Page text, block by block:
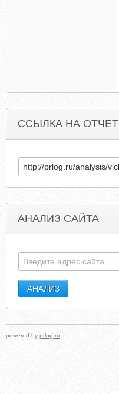
ССЫЛКА НА ОТЧЕТ
АНАЛИЗ САЙТА
powered by prlog.ru